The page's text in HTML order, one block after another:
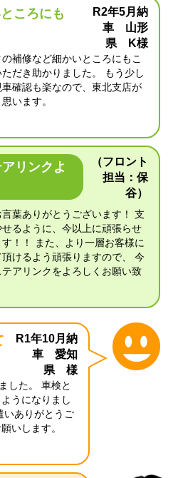
ころにも
R2年5月納
車 山形
県 K様
の補修など細かいところにもこ
だき助かりました。 もう少し
確認も楽なので、東北支店が
います。
リンクよ
（フロント
担当：保
谷）
葉ありがとうございます！ 支
せるように、今以上に頑張らせ
！！ また、より一層お客様に
けるよう頑張りますので、 今
アリンクをよろしくお願い致
R1年10月納
車 愛知
県 様
した。 車検と
うになりまし
ありがとうご
いします。